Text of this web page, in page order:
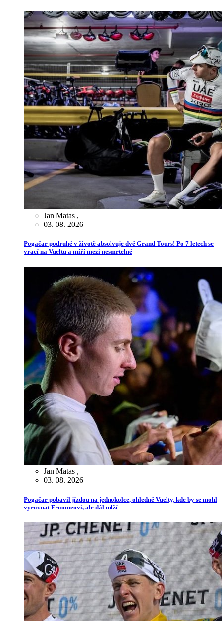
Jan Matas ,
03. 08. 2026
Pogačar podruhé v životě absolvuje dvě Grand Tours! Po 7 letech se
vrací na Vueltu a míří mezi nesmrtelné
Jan Matas ,
03. 08. 2026
Pogačar pobavil jízdou na jednokolce, ohledně Vuelty, kde by se mohl
vyrovnat Froomeovi, ale dál mlží